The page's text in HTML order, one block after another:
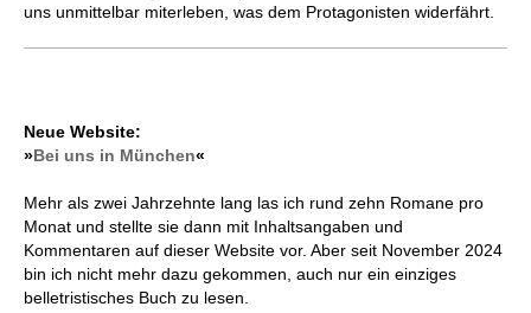
uns unmittelbar miterleben, was dem Protagonisten widerfährt.
Neue Website:
»Bei uns in München«
Mehr als zwei Jahrzehnte lang las ich rund zehn Romane pro
Monat und stellte sie dann mit Inhaltsangaben und
Kommentaren auf dieser Website vor. Aber seit November 2024
bin ich nicht mehr dazu gekommen, auch nur ein einziges
belletristisches Buch zu lesen.